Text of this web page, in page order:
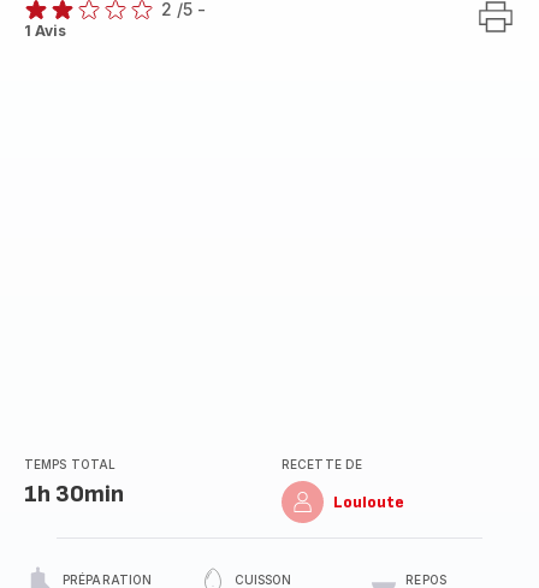
Avis
2 /5 -
1 Avis
TEMPS TOTAL
1h 30min
RECETTE DE
Louloute
PRÉPARATION CUISSON REPOS